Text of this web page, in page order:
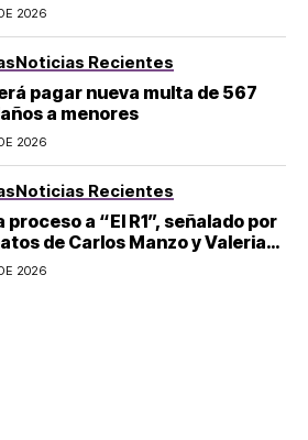
2026
Noticias Recientes
pagar nueva multa de 567
a menores
2026
Noticias Recientes
proceso a “El R1”, señalado por
de Carlos Manzo y Valeria
2026